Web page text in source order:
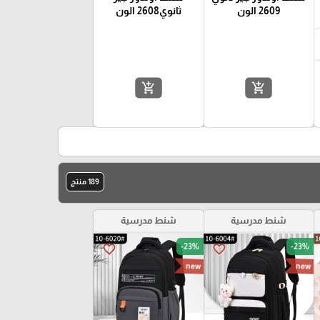
2609 الون
add_shopping_cart
ثانوي2608 الون
add_shopping_cart
189 منتج
شنط مدرسية
favorite_border -23%
new
شنط مدرسية
favorite_border -23%
new